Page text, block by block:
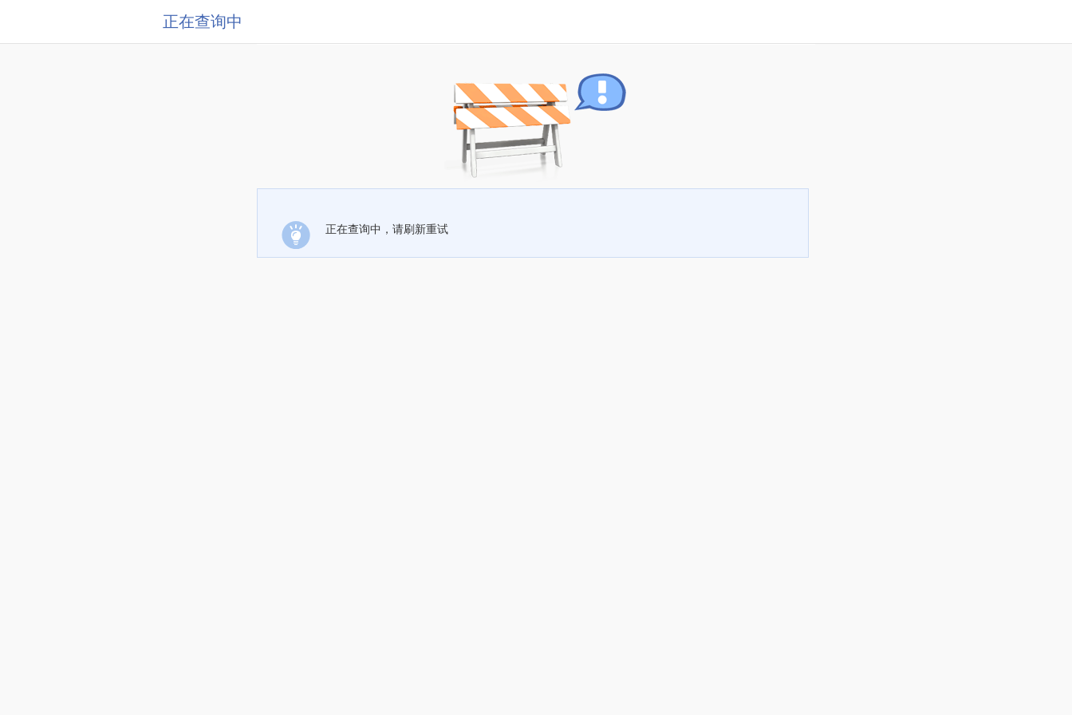
正在查询中
正在查询中，请刷新重试